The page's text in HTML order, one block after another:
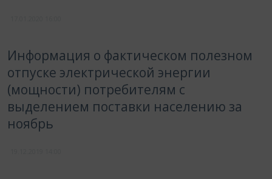
Информация о фактическом полезном
отпуске электрической энергии
(мощности) потребителям с
выделением поставки населению за
ноябрь